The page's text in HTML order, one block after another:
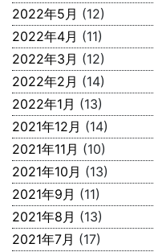
2022年5月 (12)
2022年4月 (11)
2022年3月 (12)
2022年2月 (14)
2022年1月 (13)
2021年12月 (14)
2021年11月 (10)
2021年10月 (13)
2021年9月 (11)
2021年8月 (13)
2021年7月 (17)